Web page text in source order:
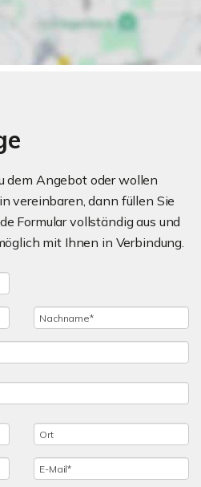
dem Angebot oder wollen
vereinbaren, dann füllen Sie
Formular vollständig aus und
mit Ihnen in Verbindung.